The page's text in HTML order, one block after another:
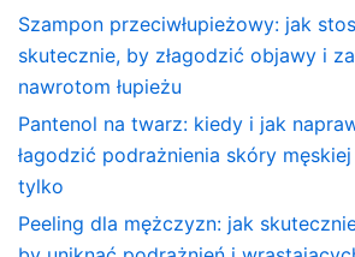
Szampon przeciwłupieżowy: jak
skutecznie, by złagodzić objawy i
nawrotom łupieżu
Pantenol na twarz: kiedy i jak
łagodzić podrażnienia skóry
tylko
Peeling dla mężczyzn: jak